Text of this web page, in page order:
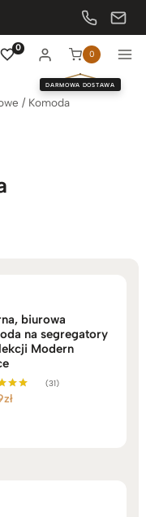
0
0
DARMOWA DOSTAWA
/ Komoda
biurowa
na segregatory
Modern
(31)
zł